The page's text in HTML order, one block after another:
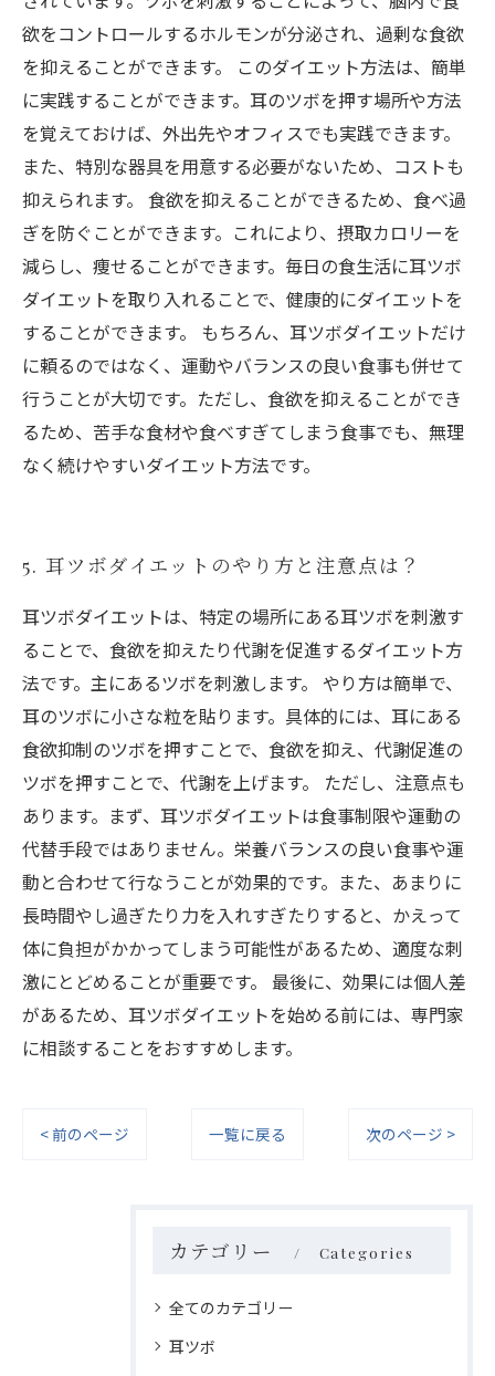
欲をコントロールするホルモンが分泌され、過剰な食欲
を抑えることができます。 このダイエット方法は、簡単
に実践することができます。耳のツボを押す場所や方法
を覚えておけば、外出先やオフィスでも実践できます。
また、特別な器具を用意する必要がないため、コストも
抑えられます。 食欲を抑えることができるため、食べ過
ぎを防ぐことができます。これにより、摂取カロリーを
減らし、痩せることができます。毎日の食生活に耳ツボ
ダイエットを取り入れることで、健康的にダイエットを
することができます。 もちろん、耳ツボダイエットだけ
に頼るのではなく、運動やバランスの良い食事も併せて
行うことが大切です。ただし、食欲を抑えることができ
るため、苦手な食材や食べすぎてしまう食事でも、無理
なく続けやすいダイエット方法です。
5. 耳ツボダイエットのやり方と注意点は？
耳ツボダイエットは、特定の場所にある耳ツボを刺激す
ることで、食欲を抑えたり代謝を促進するダイエット方
法です。主にあるツボを刺激します。 やり方は簡単で、
耳のツボに小さな粒を貼ります。具体的には、耳にある
食欲抑制のツボを押すことで、食欲を抑え、代謝促進の
ツボを押すことで、代謝を上げます。 ただし、注意点も
あります。まず、耳ツボダイエットは食事制限や運動の
代替手段ではありません。栄養バランスの良い食事や運
動と合わせて行なうことが効果的です。また、あまりに
長時間やし過ぎたり力を入れすぎたりすると、かえって
体に負担がかかってしまう可能性があるため、適度な刺
激にとどめることが重要です。 最後に、効果には個人差
があるため、耳ツボダイエットを始める前には、専門家
に相談することをおすすめします。
< 前のページ 一覧に戻る 次のページ >
カテゴリー Categories
全てのカテゴリー
耳ツボ